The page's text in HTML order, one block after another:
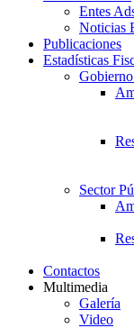
Entes
Noticias
Publicaciones
Estadísticas
Sector
Contactos
Multimedia
Galería
Video